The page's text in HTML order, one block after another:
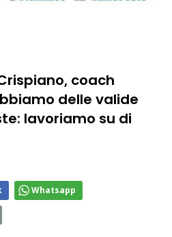
coach
delle valide
lavoriamo su di
Whatsapp